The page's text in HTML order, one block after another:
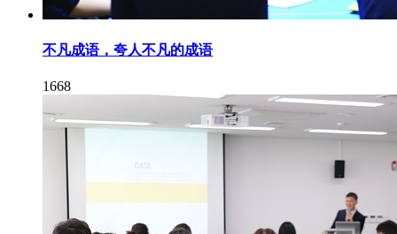
不凡成语，夸人不凡的成语
1668